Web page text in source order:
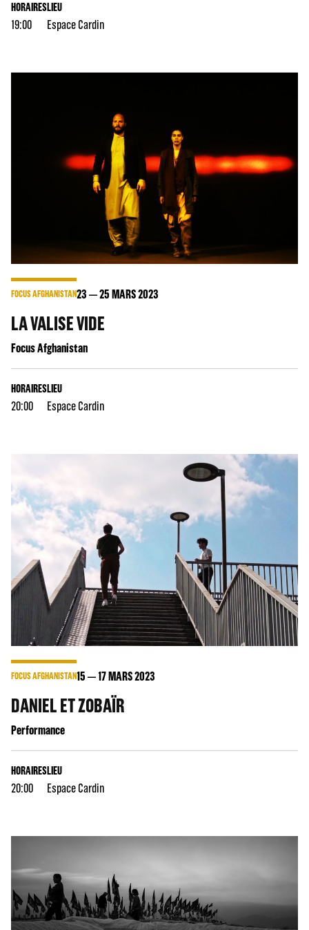
HORAIRES
19:00
LIEU
Espace Cardin
FOCUS AFGHANISTAN23 25MARS 2023
LA VALISE VIDE
Focus Afghanistan
HORAIRES
20:00
LIEU
Espace Cardin
FOCUS AFGHANISTAN15 17MARS 2023
DANIEL ET ZOBAÏR
Performance
HORAIRES
20:00
LIEU
Espace Cardin